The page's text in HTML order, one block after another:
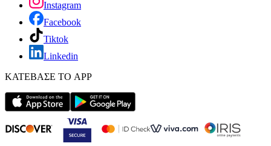
Instagram
Facebook
Tiktok
Linkedin
ΚΑΤΕΒΑΣΕ ΤΟ APP